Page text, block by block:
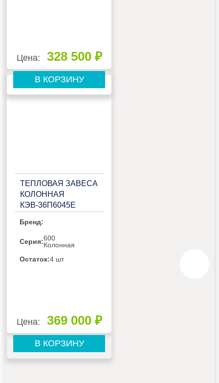
Цена: 328 500 ₽
В КОРЗИНУ
ТЕПЛОВАЯ ЗАВЕСА
КОЛОННАЯ
КЭВ-36П6045Е
Бренд:
Серия:600
Колонная
Остаток:4 шт
Цена: 369 000 ₽
В КОРЗИНУ